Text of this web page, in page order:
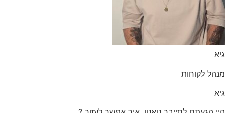
לקוחות